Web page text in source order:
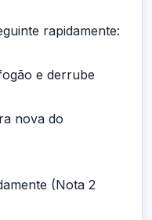
rapidamente:
e derrube
nova do
(Nota 2